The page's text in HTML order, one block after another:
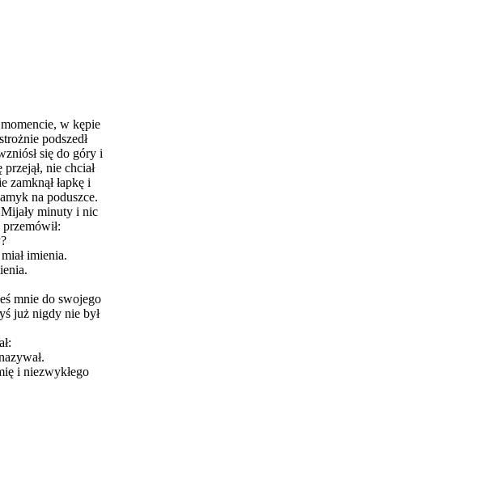
w kępie
podszedł
się do góry i
nie chciał
zamknął łapkę i
na poduszce.
minuty i nic
imienia.
mnie do swojego
już nigdy nie był
i niezwykłego